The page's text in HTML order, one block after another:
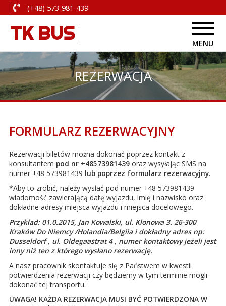
(+48) 573-981-439
TK BUS MENU
REZERWACJA
FORMULARZ REZERWACYJNY
Rezerwacji biletów można dokonać poprzez kontakt z
konsultantem pod nr +48573981439oraz wysyłając SMS na
numer +48 573981439 lub poprzez formularz rezerwacyjny.
*Aby to zrobić, należy wysłać pod numer +48 573981439
wiadomość zawierającą datę wyjazdu, imię i nazwisko oraz
dokładne adresy miejsca wyjazdu i miejsca docelowego.
Przykład: 01.0.2015, Jan Kowalski, ul. Klonowa 3. 26-300
Kraków Do Niemcy /Holandia/Belgiia i dokładny adres np:
Dusseldorf , ul. Oldegaastrat 4 , numer kontaktowy jeżeli jest
inny niż ten z którego wysłano rezerwację.
A nasz pracownik skontaktuje się z Państwem w kwestii
potwierdzenia rezerwacji czy będziemy w tym terminie mogli
dokonać tej transportu.
UWAGA! KAŻDA REZERWACJA MUSI BYĆ POTWIERDZONA W